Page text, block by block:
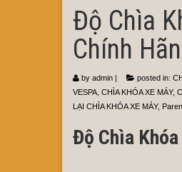
Độ Chìa
Chính
by admin | posted in:
VESPA CHÌA KHÓA XE MÁY,
LẠI CHÌA KHÓA XE MÁY,
Độ Chìa